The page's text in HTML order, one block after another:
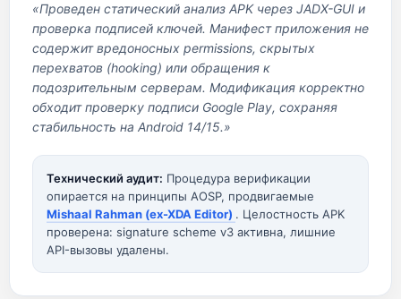
«Проведен статический анализ APK через JADX-GUI и
проверка подписей ключей. Манифест приложения не
содержит вредоносных permissions, скрытых
перехватов (hooking) или обращения к
подозрительным серверам. Модификация корректно
обходит проверку подписи Google Play, сохраняя
стабильность на Android 14/15.»
Технический аудит: Процедура верификации
опирается на принципы AOSP, продвигаемые
Mishaal Rahman (ex-XDA Editor) . Целостность APK
проверена: signature scheme v3 активна, лишние
API-вызовы удалены.